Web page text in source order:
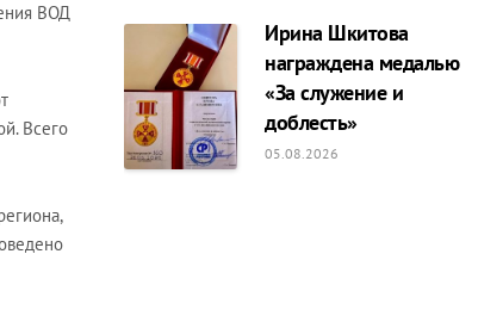
ВОД
Всего
Ирина Шкитова
награждена медалью
«За служение и
доблесть»
05.08.2026